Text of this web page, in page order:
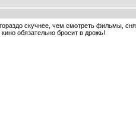
скучнее, чем смотреть фильмы,
обязательно бросит в дрожь!